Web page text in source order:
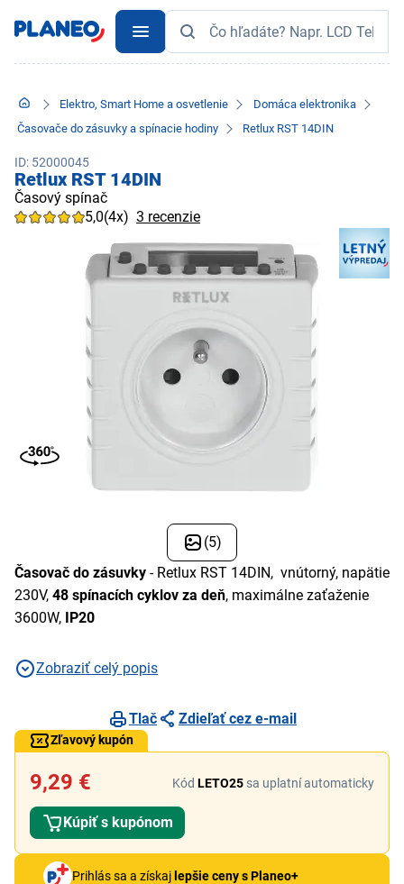
Elektro, Smart Home a osvetlenie
Domáca elektronika
Časovače do zásuvky a spínacie hodiny
Retlux RST 14DIN
ID: 52000045
Retlux RST 14DIN
Časový spínač
5,0(4x) 3 recenzie
(5)
Časovač do zásuvky - Retlux RST 14DIN, vnútorný, napätie
230V, 48 spínacích cyklov za deň, maximálne zaťaženie
3600W, IP20
Zobraziť celý popis
Tlač Zdieľať cez e-mail
Zľavový kupón
9,29 € Kód LETO25 sa uplatní automaticky
Kúpiť s kupónom
Prihlás sa a získaj lepšie ceny s Planeo+